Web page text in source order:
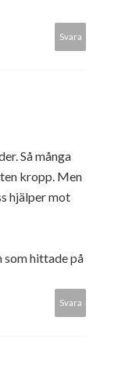
Svara
Så många
kropp. Men
hjälper mot
hittade på
Svara